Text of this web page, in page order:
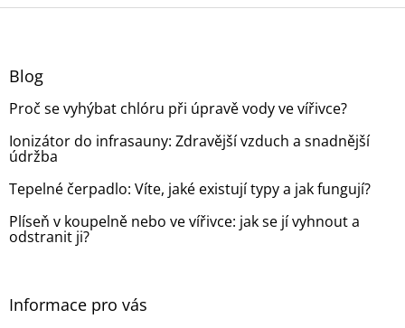
a
v
k
y
v
p
s
v
Z
Blog
Proč se vyhýbat chlóru při úpravě vody ve vířivce?
Ionizátor do infrasauny: Zdravější vzduch a snadnější
údržba
Tepelné čerpadlo: Víte, jaké existují typy a jak fungují?
Plíseň v koupelně nebo ve vířivce: jak se jí vyhnout a
odstranit ji?
Informace pro vás